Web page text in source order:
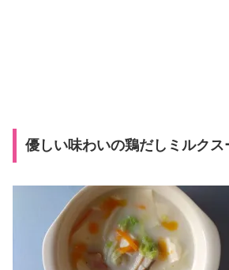
優しい味わいの鶏だしミルクス